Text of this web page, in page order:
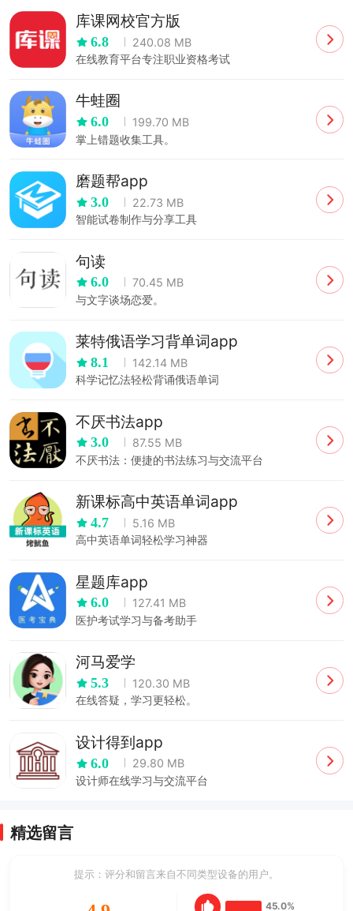
库课网校官方版
6.8
240.08 MB
在线教育平台专注职业资格考试
牛蛙圈
6.0
199.70 MB
掌上错题收集工具。
磨题帮app
3.0
22.73 MB
智能试卷制作与分享工具
句读
6.0
70.45 MB
与文字谈场恋爱。
莱特俄语学习背单词app
8.1
142.14 MB
科学记忆法轻松背诵俄语单词
不厌书法app
3.0
87.55 MB
不厌书法：便捷的书法练习与交流平台
新课标高中英语单词app
4.7
5.16 MB
高中英语单词轻松学习神器
星题库app
6.0
127.41 MB
医护考试学习与备考助手
河马爱学
5.3
120.30 MB
在线答疑，学习更轻松。
设计得到app
6.0
29.80 MB
设计师在线学习与交流平台
精选留言
提示：评分和留言来自不同类型设备的用户。
45.0%